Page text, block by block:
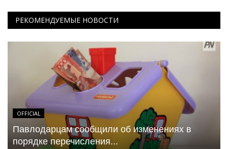
РЕКОМЕНДУЕМЫЕ НОВОСТИ
OFFICIAL
Павлодарцам сообщили об изменениях в
порядке перечисления...